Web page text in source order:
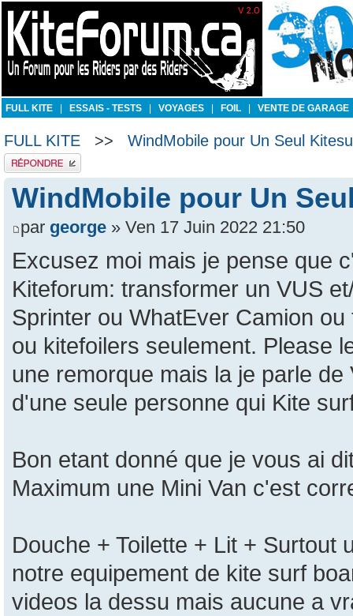
FULL KITE ESSAIS - TESTS VOYAGES FOIL VENTE DE GARAGE
FULL KITE >> WindMobile pour Un Seul
Publier une réponse
WindMobile pour Un
par george » Ven 17 Juin 2022 21:50
Excusez moi mais je pense que
Kiteforum: transformer un VUS
Sprinter ou WhatEver Camion
ou kitefoilers seulement. Please
une remorque mais la je parle
d'une seule personne qui Kite
Bon etant donné que je vous ai
Maximum une Mini Van c'est
Douche + Toilette + Lit + Surtout
notre equipement de kite surf
videos la dessu mais aucune a